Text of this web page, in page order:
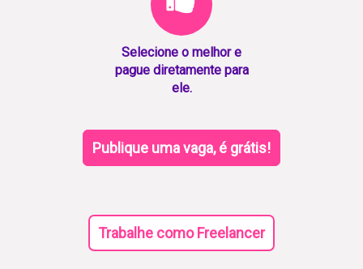
Selecione o melhor e
pague diretamente para
ele.
Publique uma vaga, é grátis!
Trabalhe como Freelancer